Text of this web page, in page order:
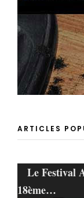
ARTICLES
Le Festival
18ème…